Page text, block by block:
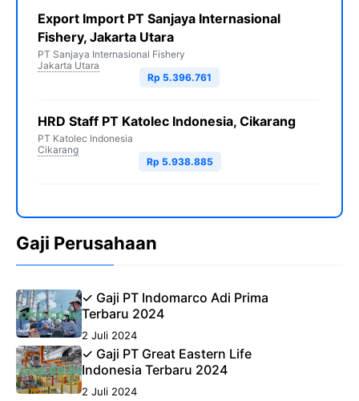
Export Import PT Sanjaya Internasional
Fishery, Jakarta Utara
PT Sanjaya Internasional Fishery
Jakarta Utara
Rp 5.396.761
HRD Staff PT Katolec Indonesia, Cikarang
PT Katolec Indonesia
Cikarang
Rp 5.938.885
Gaji Perusahaan
✓ Gaji PT Indomarco Adi Prima
Terbaru 2024
2 Juli 2024
✓ Gaji PT Great Eastern Life
Indonesia Terbaru 2024
2 Juli 2024